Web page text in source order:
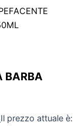
BARBA
Il prezzo attuale è: